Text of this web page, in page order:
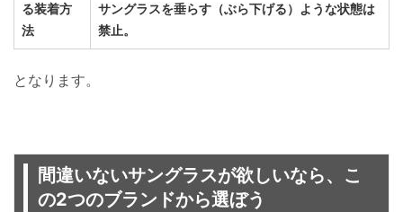
る装着方
法
サングラスを垂らす（ぶら下げる）ような状態は
禁止。
となります。
間違いないサングラスが欲しいなら、こ
の2つのブランドから選ぼう